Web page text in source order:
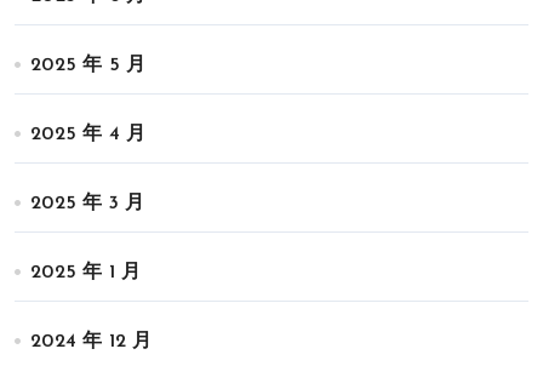
2025 年 5 月
2025 年 4 月
2025 年 3 月
2025 年 1 月
2024 年 12 月